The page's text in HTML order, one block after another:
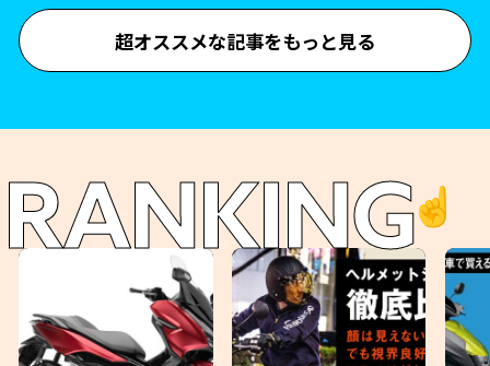
超オススメな記事をもっと見る
RANKING☝️